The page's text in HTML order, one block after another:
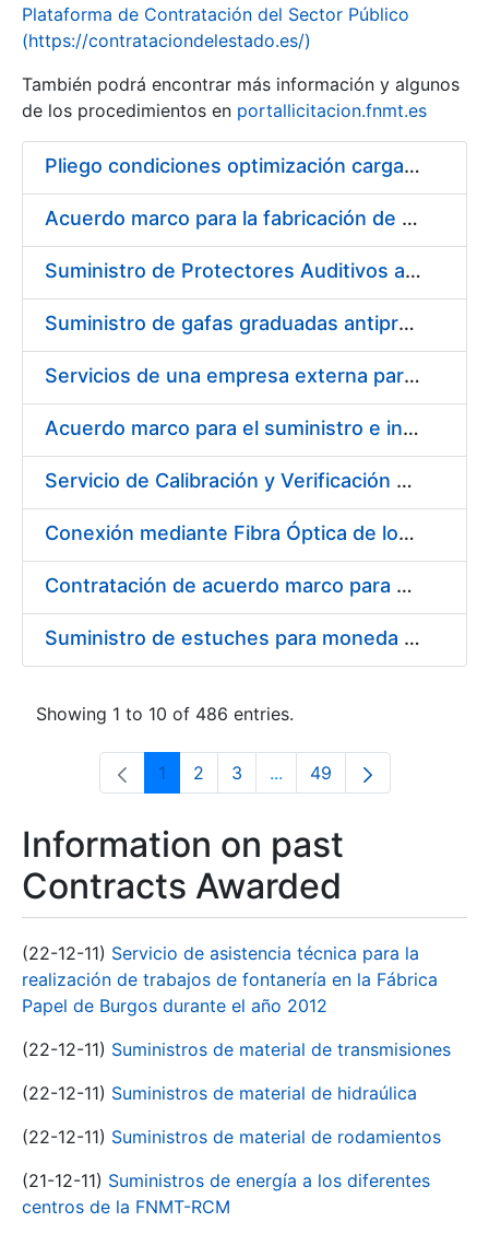
Show/Hide
Plataforma de Contratación del Sector Público
(https://contrataciondelestado.es/)
También podrá encontrar más información y algunos
de los procedimientos en portallicitacion.fnmt.es
Pliego condiciones optimización cargas compras firmado
Acuerdo marco para la fabricación de piezas
Suministro de Protectores Auditivos a medida para las personas trabajadoras de los Centros de Trabajo de Madrid y Burgos
Suministro de gafas graduadas antiproyecciones para los trabajadores de la FNMT-RCM en los centros de trabajo de Madrid y Burgos
Servicios de una empresa externa para el asesoramiento y resolución de los recursos de alzada que se presentan relacionados con procesos de selección para la FNMT-RCM
Acuerdo marco para el suministro e instalación de persianas, estores y otros complementos
Servicio de Calibración y Verificación Externa de los Equipos de Medición del Servicio de Prevención de la FNMT-RCM
Conexión mediante Fibra Óptica de los Centros de Proceso de Datos (CPDs) de las sedes de la FNMT-RCM de Burgos y Madrid
Contratación de acuerdo marco para el Suministro de Material de Electricidad para la Fábrica Nacional de Moneda y Timbre-Real Casa de la Moneda en su centro de trabajo de Burgos
Suministro de estuches para moneda de 30 €
Showing 1 to 10 of 486 entries.
Page
1 Page
2 Page
3 ...Intermediate Pages Use
Page
49
Information on past
Contracts Awarded
(22-12-11) Servicio de asistencia técnica para la
realización de trabajos de fontanería en la Fábrica
Papel de Burgos durante el año 2012
(22-12-11) Suministros de material de transmisiones
(22-12-11) Suministros de material de hidraúlica
(22-12-11) Suministros de material de rodamientos
(21-12-11) Suministros de energía a los diferentes
centros de la FNMT-RCM